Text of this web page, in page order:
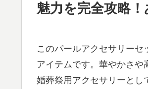
魅力を完全攻略
このパールアクセサリー
アイテムです。華やかさ
婚葬祭用アクセサリーとし